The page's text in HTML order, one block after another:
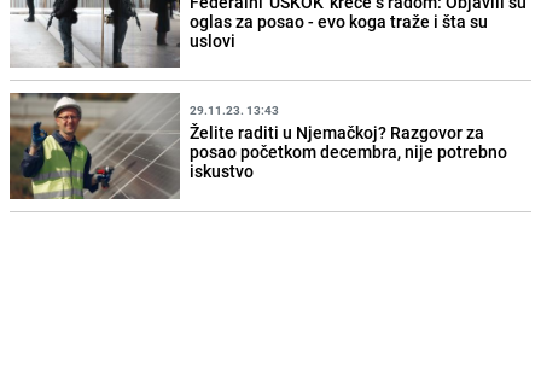
oglas za posao - evo koga traže i šta su
uslovi
29.11.23. 13:43
Želite raditi u Njemačkoj? Razgovor za
posao početkom decembra, nije potrebno
iskustvo